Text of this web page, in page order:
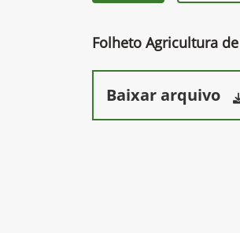
Folheto Agricultura
Baixar arquivo